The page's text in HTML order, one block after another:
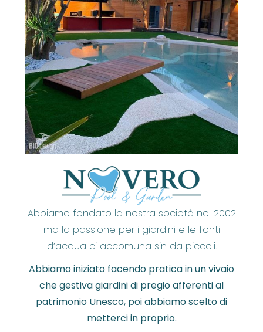
Abbiamo fondato la nostra società nel 2002
ma la passione per i giardini e le fonti
d’acqua ci accomuna sin da piccoli.
Abbiamo iniziato facendo pratica in un vivaio
che gestiva giardini di pregio afferenti al
patrimonio Unesco, poi abbiamo scelto di
metterci in proprio.